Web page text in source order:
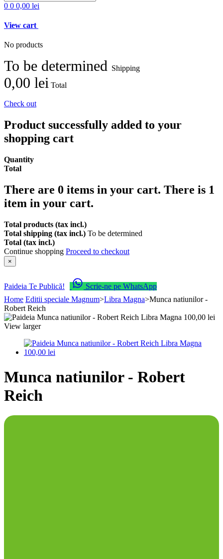
0 0 0,00 lei
View cart
No products
To be determined Shipping
0,00 lei Total
Check out
Product successfully added to your
shopping cart
Quantity
Total
There are 0 items in your cart. There is 1
item in your cart.
Total products (tax incl.)
Total shipping (tax incl.) To be determined
Total (tax incl.)
Continue shopping Proceed to checkout
×
Paideia Te Publică!
Scrie-ne pe WhatsApp
Home Editii speciale Magnum>Libra Magna>Munca natiunilor -
Robert Reich
View larger
Munca natiunilor - Robert
Reich